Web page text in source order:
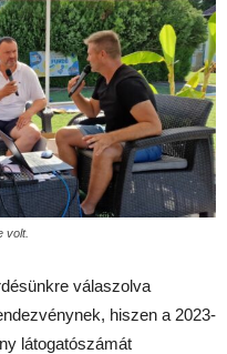
volt.
válaszolva
hiszen a 2023-
látogatószámát